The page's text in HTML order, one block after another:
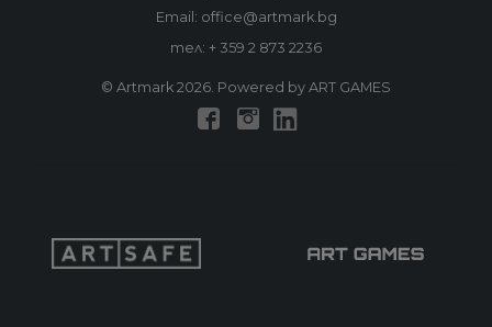
Email: office@artmark.bg
тел: + 359 2 873 2236
© Artmark 2026. Powered by ART GAMES